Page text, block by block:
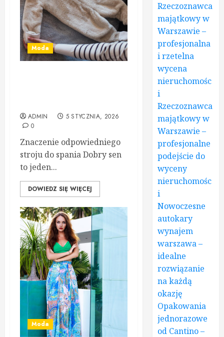
Moda
ADMIN
5 STYCZNIA, 2026
0
Znaczenie odpowiedniego
stroju do spania Dobry sen
to jeden...
DOWIEDZ SIĘ WIĘCEJ
Moda
Rzeczoznawca
majątkowy w
Warszawie –
profesjonalna
i rzetelna
wycena
nieruchomośc
i
Rzeczoznawca
majątkowy w
Warszawie –
profesjonalne
podejście do
wyceny
nieruchomośc
i
Nowoczesne
autokary
wynajem
warszawa –
idealne
rozwiązanie
na każdą
okazję
Opakowania
jednorazowe
od Cantino –